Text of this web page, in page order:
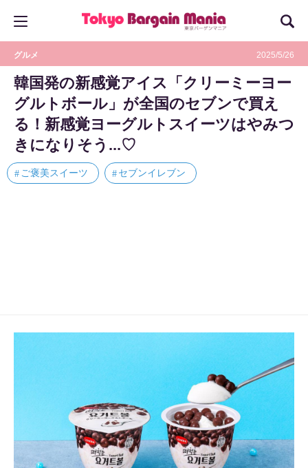
グルメ 2025/5/26
韓国発の新感覚アイス「クリーミーヨー
グルトボール」が全国のセブンで買え
る！新感覚ヨーグルトスイーツはやみつ
きになりそう...♡
ご褒美スイーツ セブンイレブン